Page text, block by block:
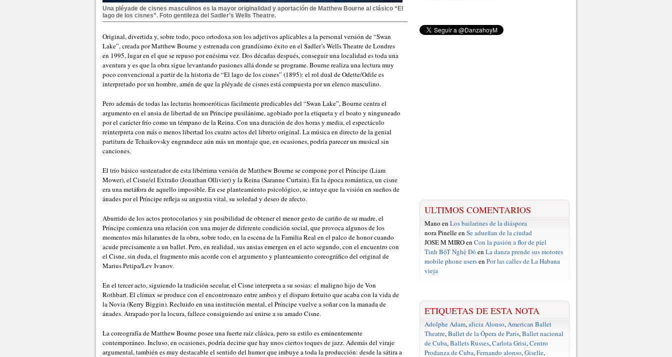
Una pléyade de cisnes masculinos es la mayor originalidad y aportación de Matthew Bourne al clásico “El
lago de los cisnes”. Foto gentileza del Sadler’s Wells Theatre.
Original, divertida y, sobre todo, poco ortodoxa son los adjetivos aplicables a la personal versión de “Swan
Lake”, creada por Matthew Bourne y estrenada con grandísimo éxito en el Sadler’s Wells Theatre de Londres
en 1995, lugar en el que se repuso por enésima vez. Dos décadas después, conseguir una localidad es toda una
aventura y es que la obra sigue levantando pasiones allá donde se programe. Bourne realiza una lectura muy
poco convencional a partir de la historia de “El lago de los cisnes” (1895): el rol dual de Odette/Odile es
interpretado por un hombre, amén de que la pléyade de cisnes está compuesta por un elenco masculino.
Pero además de todas las lecturas homoeróticas fácilmente predicables del “Swan Lake”, Bourne centra el
argumento en el ansia de libertad de un Príncipe pusilánime, agobiado por la etiqueta y el boato y ninguneado
por el carácter frío como un témpano de la Reina. Con una duración de dos horas y media, el espectáculo
reinterpreta con más o menos libertad los cuatro actos del libreto original. La música en directo de la genial
partitura de Tchaikovsky engrandece aún más un montaje que, en ocasiones, podría parecer un musical sin
canciones.
El trío básico sustentador de esta libérrima versión de Matthew Bourne se compone por el Príncipe (Liam
Mower), el Cisne/el Extraño (Jonathan Ollivier) y la Reina (Saranne Curtain). En la época romántica, un cisne
era una metáfora de aquello imposible. En ese planteamiento psicológico, se intuye que la visión en sueños de
ánades por el Príncipe refleja su angustia vital, su soledad y deseo de afecto.
Aburrido de los actos protocolarios y sin posibilidad de obtener el menor gesto de cariño de su madre, el
Príncipe comienza una relación con una mujer de diferente condición social, que provoca algunos de los
momentos más hilarantes de la obra, sobre todo, en la escena de la Familia Real en el palco de honor cuando
acude precisamente a un ballet. Pero, en realidad, sus ansias emergen en el acto segundo, con el encuentro con
el Cisne, sin duda, el fragmento más acorde con el argumento y planteamiento coreográfico del original de
Marius Petipa/Lev Ivanov.
En el tercer acto, siguiendo la tradición secular, el Cisne interpreta a su sosias: el maligno hijo de Von
Rothbart. El clímax se produce con el encontronazo entre ambos y el disparo fortuito que acaba con la vida de
la Novia (Kerry Biggin). Recluido en una institución mental, el Príncipe vuelve a soñar con la manada de
ánades. Atrapado por la locura, fallece consiguiendo así unirse a su amado Cisne.
La coreografía de Matthew Bourne posee una fuerte raíz clásica, pero su estilo es eminentemente
contemporáneo. Incluso, en ocasiones, podría decirse que hay unos ciertos toques de jazz. Además del viraje
argumental, también es muy destacable el sentido del humor que imbuye a toda la producción: desde la sátira a
ULTIMOS COMENTARIOS
Mano en Los bailarines de la diáspora
nora Pinelle en Se adueñan de la ciudad
JOSE M MIRO en Con la pasión a flor de piel
Tinh BộT Nghệ Đỏ en La danza prende sus motores
mobile phone usersen Por las calles de La Habana
vieja
ETIQUETAS DE ESTA NOTA
Adolphe Adam,alicia Alonso,American Ballet
Theatre,Ballet de la Ópera de París,Ballet nacional
de Cuba,Ballets Russes,Carlota Grisi,Centro
Prodanza de Cuba,Fernando alonso,Giselle,